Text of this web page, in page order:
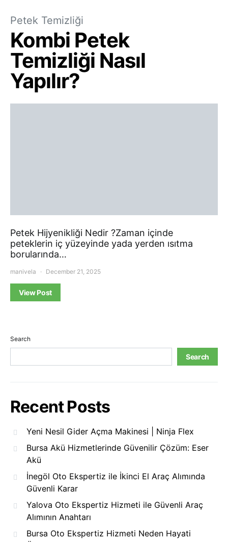
Petek Temizliği
Kombi Petek
Temizliği Nasıl
Yapılır?
Petek Hijyenikliği Nedir ?Zaman içinde
peteklerin iç yüzeyinde yada yerden ısıtma
borularında…
manivela December 21, 2025
View Post
Search
Search
Recent Posts
Yeni Nesil Gider Açma Makinesi | Ninja Flex
Bursa Akü Hizmetlerinde Güvenilir Çözüm: Eser
Akü
İnegöl Oto Ekspertiz ile İkinci El Araç Alımında
Güvenli Karar
Yalova Oto Ekspertiz Hizmeti ile Güvenli Araç
Alımının Anahtarı
Bursa Oto Ekspertiz Hizmeti Neden Hayati